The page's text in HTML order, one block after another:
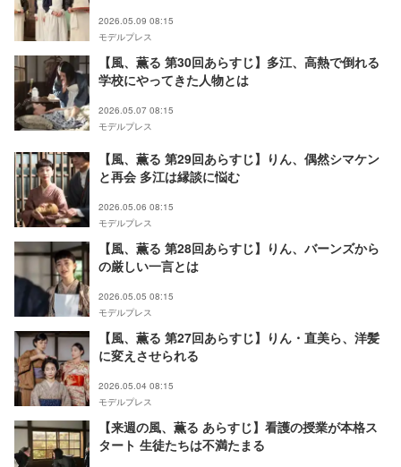
2026.05.09 08:15
モデルプレス
【風、薫る 第30回あらすじ】多江、高熱で倒れる
学校にやってきた人物とは
2026.05.07 08:15
モデルプレス
【風、薫る 第29回あらすじ】りん、偶然シマケン
と再会 多江は縁談に悩む
2026.05.06 08:15
モデルプレス
【風、薫る 第28回あらすじ】りん、バーンズから
の厳しい一言とは
2026.05.05 08:15
モデルプレス
【風、薫る 第27回あらすじ】りん・直美ら、洋髪
に変えさせられる
2026.05.04 08:15
モデルプレス
【来週の風、薫る あらすじ】看護の授業が本格ス
タート 生徒たちは不満たまる